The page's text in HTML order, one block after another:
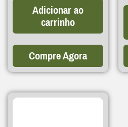
Adicionar ao
carrinho
Compre Agora